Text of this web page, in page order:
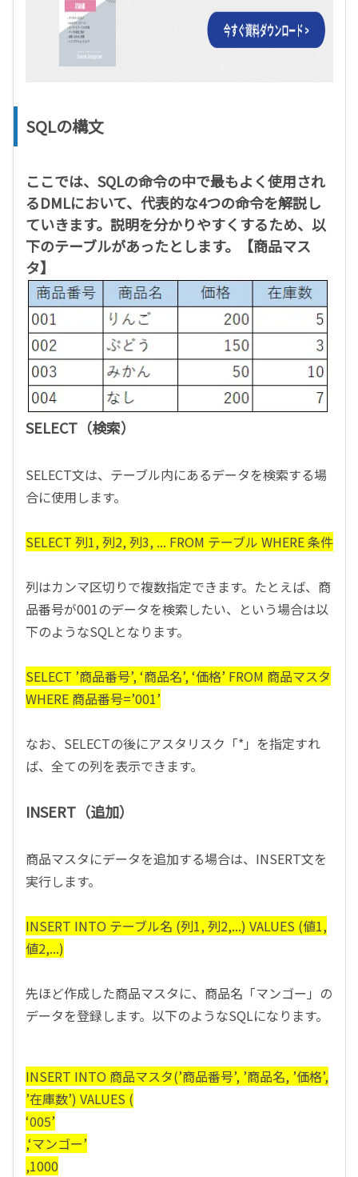
SQLの構文
ここでは、SQLの命令の中で最もよく使用され
るDMLにおいて、代表的な4つの命令を解説し
ていきます。説明を分かりやすくするため、以
下のテーブルがあったとします。
【商品マス
タ】
SELECT（検索）
SELECT文は、テーブル内にあるデータを検索する場
合に使用します。
SELECT 列1, 列2, 列3, ... FROM テーブル WHERE 条件
列はカンマ区切りで複数指定できます。たとえば、商
品番号が001のデータを検索したい、という場合は以
下のようなSQLとなります。
SELECT ’商品番号’, ‘商品名’, ‘価格’ FROM 商品マスタ
WHERE 商品番号=’001’
なお、SELECTの後にアスタリスク「*」を指定すれ
ば、全ての列を表示できます。
INSERT（追加）
商品マスタにデータを追加する場合は、INSERT文を
実行します。
INSERT INTO テーブル名 (列1, 列2,...) VALUES (値1,
値2,...)
先ほど作成した商品マスタに、商品名「マンゴー」の
データを登録します。以下のようなSQLになります。
INSERT INTO 商品マスタ(’商品番号’, ’商品名, ’価格’,
’在庫数’) VALUES (
‘005’
,‘マンゴー’
,1000